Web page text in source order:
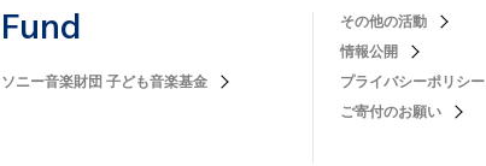
Fund
ソニー音楽財団 子ども音楽基金
その他の活動
情報公開
プライバシーポリシー
ご寄付のお願い